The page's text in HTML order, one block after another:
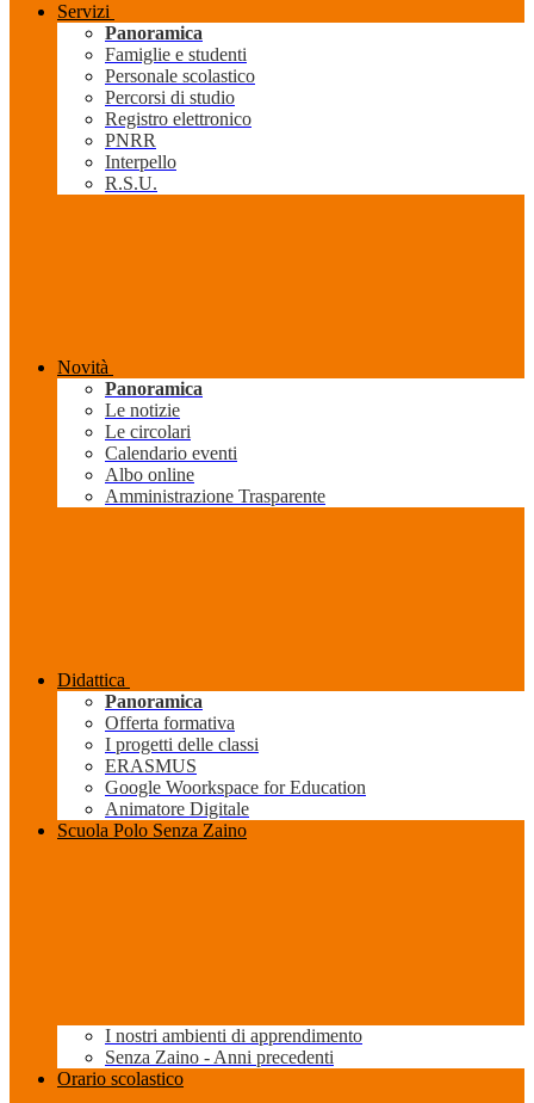
Servizi
Panoramica
Famiglie e studenti
Personale scolastico
Percorsi di studio
Registro elettronico
PNRR
Interpello
R.S.U.
Novità
Panoramica
Le notizie
Le circolari
Calendario eventi
Albo online
Amministrazione Trasparente
Didattica
Panoramica
Offerta formativa
I progetti delle classi
ERASMUS
Google Woorkspace for Education
Animatore Digitale
Scuola Polo Senza Zaino
I nostri ambienti di apprendimento
Senza Zaino - Anni precedenti
Orario scolastico